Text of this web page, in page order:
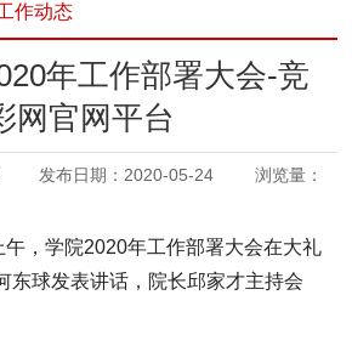
作动态
年工作部署大会-竞
网官网平台
发布日期：2020-05-24 浏览量：
学院2020年工作部署大会在大礼
东球发表讲话，院长邱家才主持会